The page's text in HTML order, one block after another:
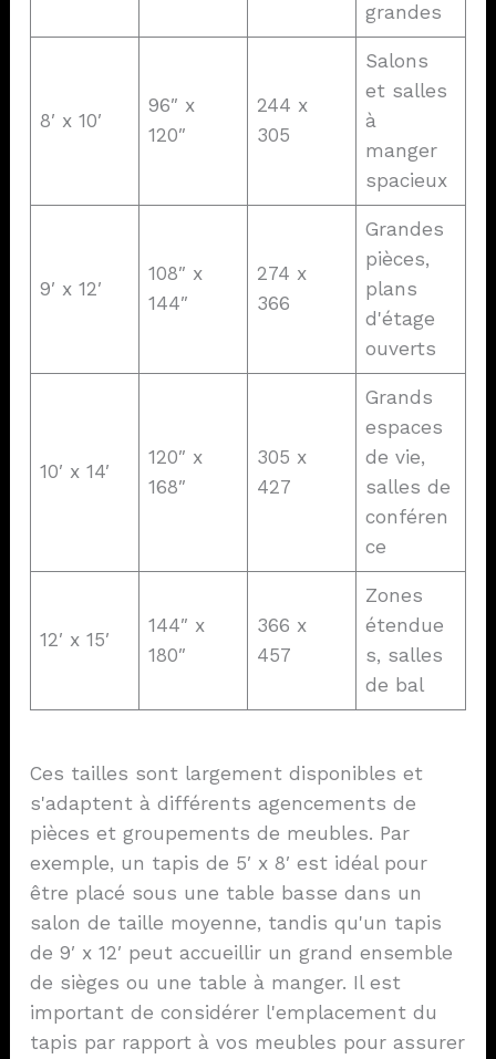
grandes
8′ x 10′
96″ x
120″
244 x
305
Salons
et salles
à
manger
spacieux
9′ x 12′
108″ x
144″
274 x
366
Grandes
pièces,
plans
d'étage
ouverts
10′ x 14′
120″ x
168″
305 x
427
Grands
espaces
de vie,
salles de
conféren
ce
12′ x 15′
144″ x
180″
366 x
457
Zones
étendue
s, salles
de bal
Ces tailles sont largement disponibles et
s'adaptent à différents agencements de
pièces et groupements de meubles. Par
exemple, un tapis de 5′ x 8′ est idéal pour
être placé sous une table basse dans un
salon de taille moyenne, tandis qu'un tapis
de 9′ x 12′ peut accueillir un grand ensemble
de sièges ou une table à manger. Il est
important de considérer l'emplacement du
tapis par rapport à vos meubles pour assurer